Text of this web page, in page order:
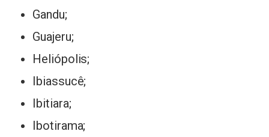
Gandu;
Guajeru;
Heliópolis;
Ibiassucê;
Ibitiara;
Ibotirama;